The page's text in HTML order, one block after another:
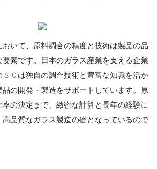
おいて、原料調合の精度と技術は製品の品
素です。日本のガラス産業を支える企業
Ｃ は独自の調合技術と豊富な知識を活か
品の開発・製造をサポートしています。原
の決定まで、緻密な計算と長年の経験に
品質なガラス製造の礎となっているので